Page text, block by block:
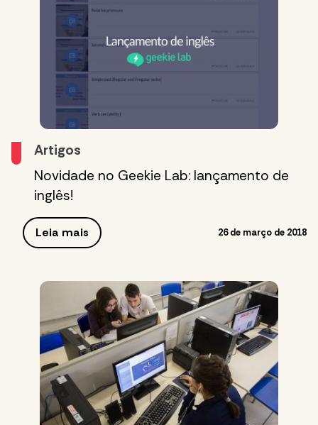
Artigos
Novidade no Geekie Lab: lançamento de
inglês!
Leia mais 26 de março de 2018